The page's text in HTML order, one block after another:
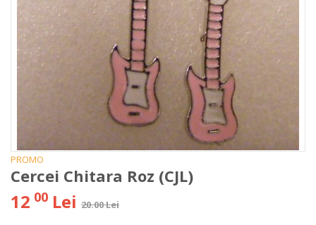
PROMO
Cercei Chitara Roz (CJL)
12 00 Lei 20.00 Lei